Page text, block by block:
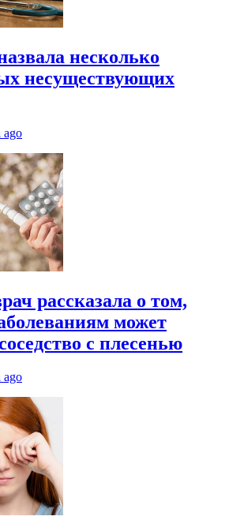
несколько
несуществующих
ago
рассказала о том,
может
с плесенью
ago